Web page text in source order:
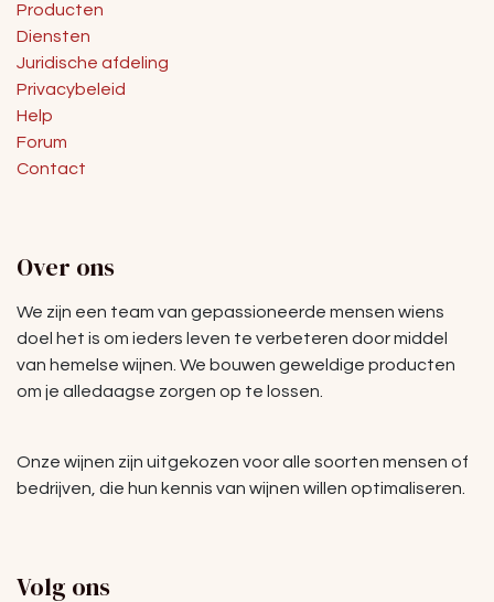
Producten
Diensten
Juridische afdeling
Privacybeleid
Help
Forum
Contact
Over ons
We zijn een team van gepassioneerde mensen wiens
doel het is om ieders leven te verbeteren door middel
van hemelse wijnen. We bouwen geweldige producten
om je alledaagse zorgen op te lossen.
Onze wijnen zijn uitgekozen voor alle soorten mensen of
bedrijven, die hun kennis van wijnen willen optimaliseren.
Volg ons